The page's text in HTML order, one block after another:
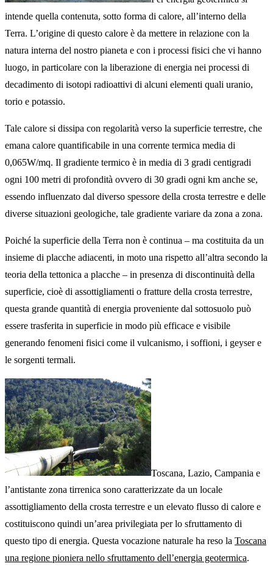
intende quella contenuta, sotto forma di calore, all’interno della
Terra. L’origine di questo calore è da mettere in relazione con la
natura interna del nostro pianeta e con i processi fisici che vi hanno
luogo, in particolare con la liberazione di energia nei processi di
decadimento di isotopi radioattivi di alcuni elementi quali uranio,
torio e potassio.
Tale calore si dissipa con regolarità verso la superficie terrestre, che
emana calore quantificabile in una corrente termica media di
0,065W/mq. Il gradiente termico è in media di 3 gradi centigradi
ogni 100 metri di profondità ovvero di 30 gradi ogni km anche se,
essendo influenzato dal diverso spessore della crosta terrestre e delle
diverse situazioni geologiche, tale gradiente variare da zona a zona.
Poiché la superficie della Terra non è continua – ma costituita da un
insieme di placche adiacenti, in moto una rispetto all’altra secondo la
teoria della tettonica a placche – in presenza di discontinuità della
superficie, cioè di assottigliamenti o fratture della crosta terrestre,
questa grande quantità di energia proveniente dal sottosuolo può
essere trasferita in superficie in modo più efficace e visibile
generando fenomeni fisici come il vulcanismo, i soffioni, i geyser e
le sorgenti termali.
Toscana, Lazio, Campania e
l’antistante zona tirrenica sono caratterizzate da un locale
assottigliamento della crosta terrestre e un elevato flusso di calore e
costituiscono quindi un’area privilegiata per lo sfruttamento di
questo tipo di energia. Questa vocazione naturale ha reso la Toscana
una regione pioniera nello sfruttamento dell’energia geotermica.